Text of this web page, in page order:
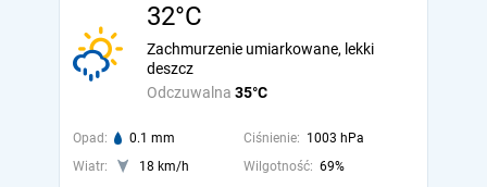
32°C
Odczuwalna 35°C
Zachmurzenie umiarkowane, lekki
deszcz
Opad: 0.1 mm Ciśnienie: 1003 hPa
Wiatr:
18 km/h Wilgotność: 69%